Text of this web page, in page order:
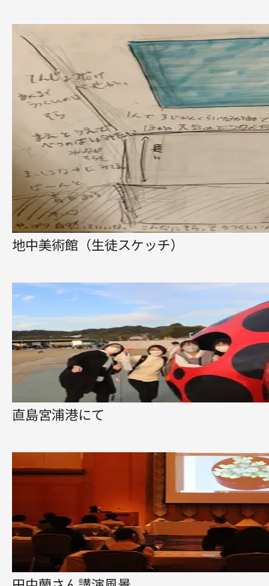
地中美術館（生徒スケッチ）
直島宮浦港にて